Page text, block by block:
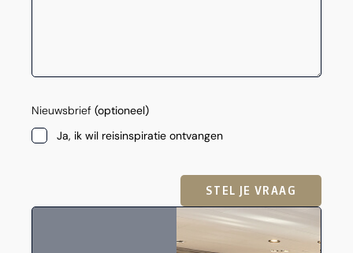
Nieuwsbrief (optioneel)
Ja, ik wil reisinspiratie ontvangen
STEL JE VRAAG